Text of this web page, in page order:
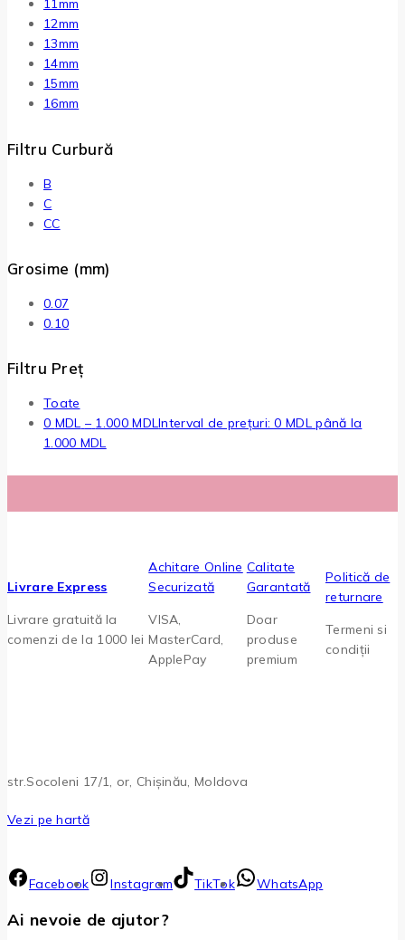
11mm
12mm
13mm
14mm
15mm
16mm
Filtru Curbură
B
C
CC
Grosime (mm)
0.07
0.10
Filtru Preț
Toate
0 MDL – 1.000MDLInterval de prețuri: 0 MDL până la
1.000 MDL
Livrare Express
Livrare gratuită la
comenzi de la 1000 lei
Achitare Online
Securizată
VISA,
MasterCard,
ApplePay
Calitate
Garantată
Doar
produse
premium
Politică de
returnare
Termeni si
condiții
str.Socoleni 17/1, or, Chișinău, Moldova
Vezi pe hartă
Facebook Instagram TikTok WhatsApp
Ai nevoie de ajutor?